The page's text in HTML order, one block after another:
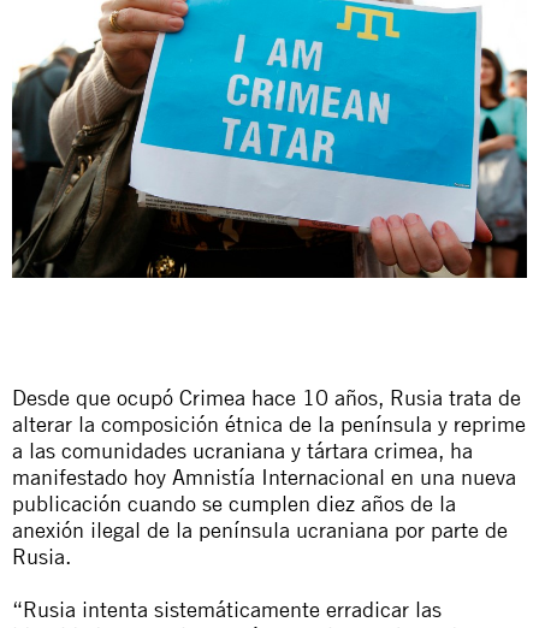
Desde que ocupó Crimea hace 10 años, Rusia trata de
alterar la composición étnica de la península y reprime
a las comunidades ucraniana y tártara crimea, ha
manifestado hoy Amnistía Internacional en una nueva
publicación cuando se cumplen diez años de la
anexión ilegal de la península ucraniana por parte de
Rusia.
“Rusia intenta sistemáticamente erradicar las